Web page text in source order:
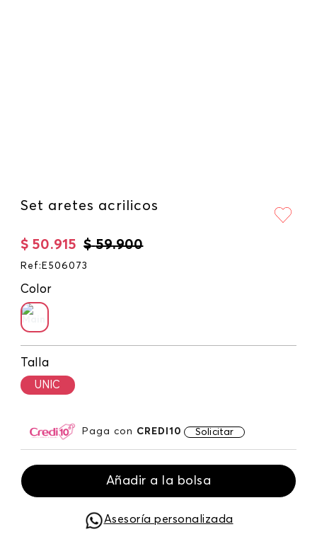
Set aretes acrilicos
$ 59.900
$ 50.915
Ref : E506073
Color
Talla
UNIC
Paga con CREDI10 Solicitar
Añadir a la bolsa
Asesoría personalizada